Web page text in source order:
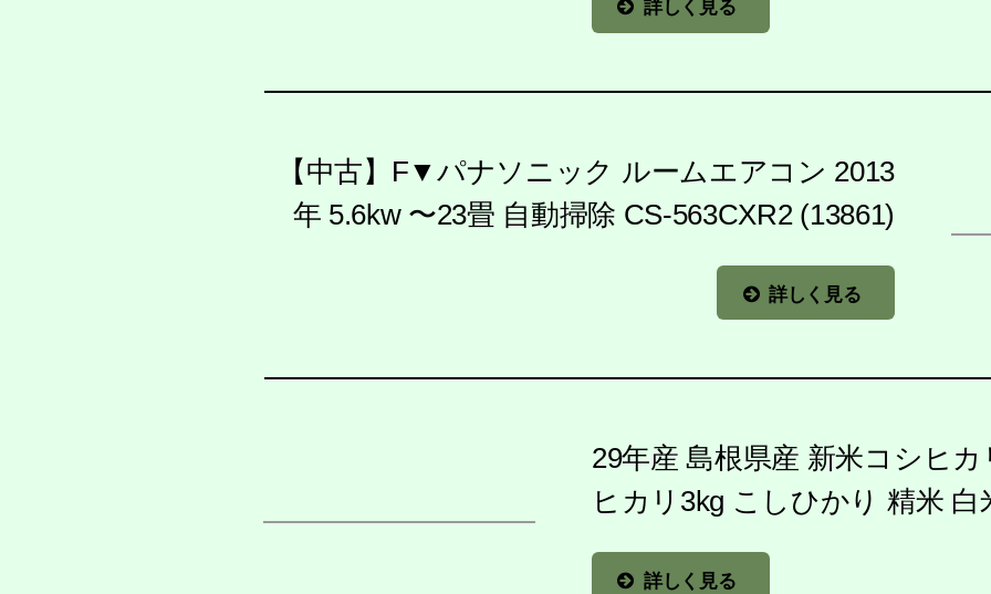
詳しく見る
【中古】F▼パナソニック ルームエアコン 2013
年 5.6kw 〜23畳 自動掃除 CS-563CXR2 (13861)
詳しく見る
29年産 島根県産 新米コシヒ
ヒカリ3kg こしひかり 精米 白
詳しく見る